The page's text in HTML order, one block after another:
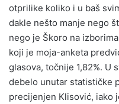
otprilike koliko i u baš
dakle nešto manje nego
nego je Škoro na
koji je moja-anketa
glasova, točnije 1,82%. U
debelo unutar statističke
precijenjen Klisović, iako